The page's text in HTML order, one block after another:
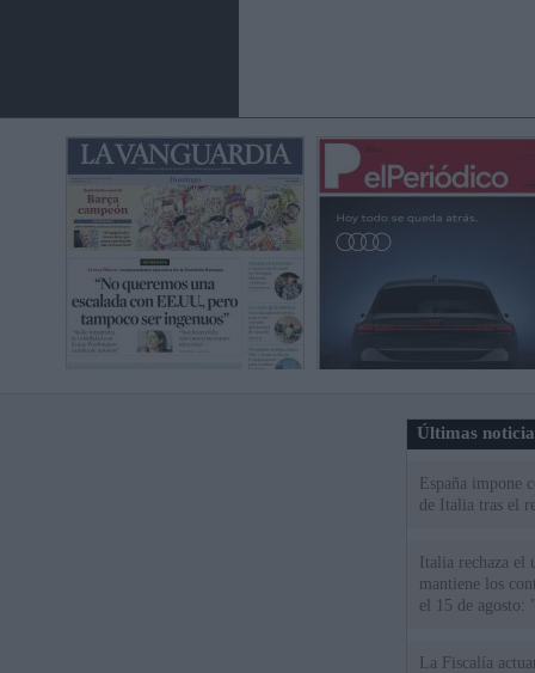
Últimas
España impone
de Italia tras el
Italia rechaza
mantiene los
el 15 de agosto:
La Fiscalía